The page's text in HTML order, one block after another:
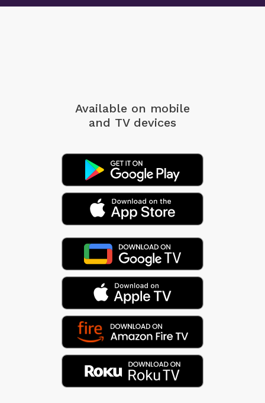
Available on mobile
and TV devices